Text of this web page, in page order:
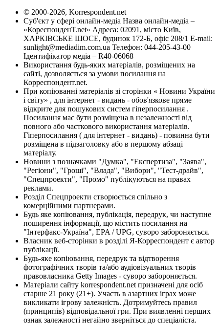
© 2000-2026, Korrespondent.net
Суб'єкт у сфері онлайн-медіа Назва онлайн-медіа –
«КореспонденТ.net» Адреса: 02091, місто Київ,
ХАРКІВСЬКЕ ШОСЕ, будинок 172-Б, офіс 208/1 E-mail:
sunlight@mediadim.com.ua Телефон: 044-205-43-00
Ідентифікатор медіа – R40-06068
Використання будь-яких матеріалів, розміщених на
сайті, дозволяється за умови посилання на
Корреспондент.net.
При копіюванні матеріалів зі сторінки « Новини України
і світу» , для інтернет - видань - обов'язкове пряме
відкрите для пошукових систем гіперпосилання .
Посилання має бути розміщена в незалежності від
повного або часткового використання матеріалів.
Гіперпосилання ( для інтернет - видань) - повинна бути
розміщена в підзаголовку або в першому абзаці
матеріалу.
Новини з позначками "Думка", "Експертиза", "Заява",
"Регіони", "Гроші", "Влада", "Вибори", "Тест-драйв",
"Спецпроекти", "Промо" публікуються на правах
реклами.
Розділ Спецпроекти створюється спільно з
комерційними партнерами.
Будь яке копіювання, публікація, передрук, чи наступне
поширення інформації, що містить посилання на
"Інтерфакс-Україна", EPA / UPG, суворо забороняється.
Власник веб-сторінки в розділі Я-Корреспондент є автор
публікації.
Будь-яке копіювання, передрук та відтворення
фотографічних творів та/або аудіовізуальних творів
правовласника Getty Images - суворо забороняється.
Матеріали сайту korrespondent.net призначені для осіб
старше 21 року (21+). Участь в азартних іграх може
викликати ігрову залежність. Дотримуйтесь правил
(принципів) відповідальної гри. При виявленні перших
ознак залежності негайно зверніться до спеціаліста.